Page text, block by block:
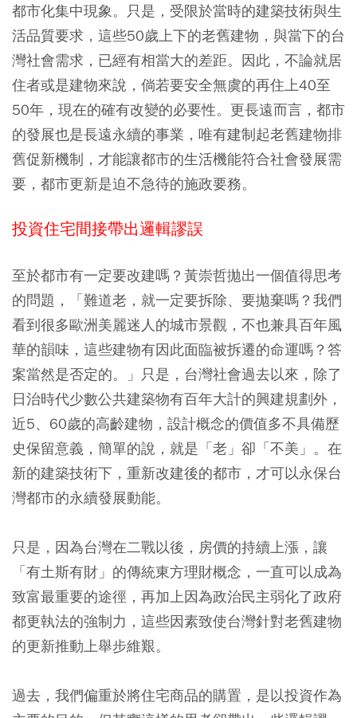
都市化集中現象。只是，受限於當時的建築技術與生
活品質要求，這些50歲上下的老舊建物，與當下的台
灣社會需求，已經有相當大的差距。因此，不論就居
住者或是建物來說，倘若要安全無虞的再住上40至
50年，現在的確有改變的必要性。更長遠而言，都市
的發展也是長遠永續的事業，唯有建制起老舊建物排
舊促新機制，才能讓都市的生活機能符合社會發展需
要，都市更新是迫不急待的施政要務。
投資住宅間接帶出邏輯謬誤
至於都市有一定要改建嗎？黃崇哲拋出一個值得思考
的問題，「難道老，就一定要拆除、要拋棄嗎？我們
看到很多歐洲美麗迷人的城市景觀，不也兼具百年風
華的韻味，這些建物有因此面臨被拆遷的命運嗎？答
案當然是否定的。」只是，台灣社會過去以來，除了
日治時代少數公共建築物有百年大計的興建規劃外，
近5、60歲的高齡建物，設計概念的價值多不具備歷
史保留意義，簡單的說，就是「老」卻「不美」。在
新的建築技術下，重新改建後的都市，才可以永保台
灣都市的永續發展動能。
只是，因為台灣在二戰以後，房價的持續上漲，讓
「有土斯有財」的傳統東方理財概念，一直可以成為
致富最重要的途徑，再加上因為政治民主弱化了政府
都更執法的強制力，這些因素致使台灣針對老舊建物
的更新推動上舉步維艱。
過去，我們偏重於將住宅商品的購置，是以投資作為